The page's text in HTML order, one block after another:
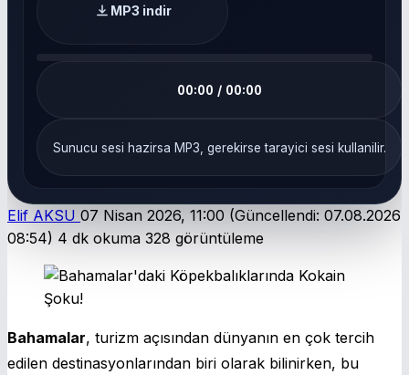
MP3 indir
00:00 / 00:00
Sunucu sesi hazirsa MP3, gerekirse tarayici sesi kullanilir.
Elif AKSU 07 Nisan 2026, 11:00 (Güncellendi: 07.08.2026
08:54) 4 dk okuma 328 görüntüleme
Bahamalar, turizm açısından dünyanın en çok tercih
edilen destinasyonlarından biri olarak bilinirken, bu